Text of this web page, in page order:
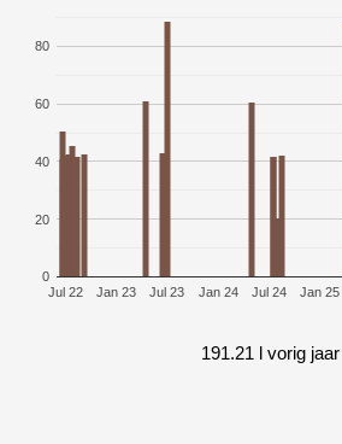
Jan 23 Jan 24 Jan 25
Jul 22 Jul 23 Jul 24
0
20
40
60
80
191.21 l vorig jaar